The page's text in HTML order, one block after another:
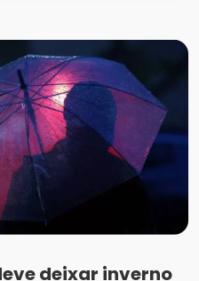
deixar inverno